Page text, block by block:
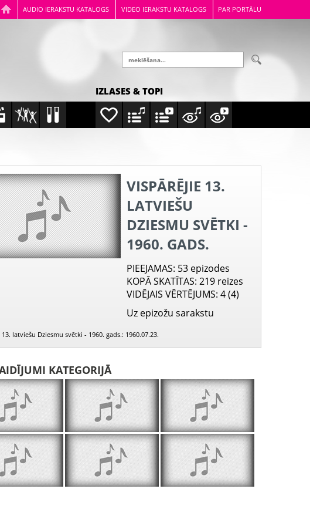
AUDIO IERAKSTU KATALOGS VIDEO IERAKSTU KATALOGS PAR PORTĀLU
IZLASES & TOPI
Patriotiskā dziesma - Maskava Kādi augsti kalni
VISPĀRĒJIE 13.
LATVIEŠU
DZIESMU SVĒTKI -
1960. GADS.
PIEEJAMAS: 53 epizodes
KOPĀ SKATĪTAS: 219 reizes
VIDĒJAIS VĒRTĒJUMS: 4 (4)
Uz epizožu sarakstu
latviešu Dziesmu svētki - 1960. gads.: 1960.07.23.
KATEGORIJĀ